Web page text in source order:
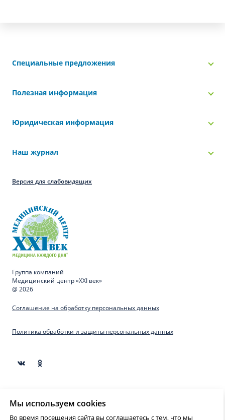
Специальные предложения
Полезная информация
Юридическая информация
Наш журнал
Версия для слабовидящих
Группа компаний
Медицинский центр «XXI век»
@ 2026
Соглашение на обработку персональных данных
Политика обработки и защиты персональных данных
для образовательных целей и не могут быть
использованы для постановки диагноза, назначения
Мы используем cookies
Во время посещения сайта вы соглашаетесь с тем, что мы